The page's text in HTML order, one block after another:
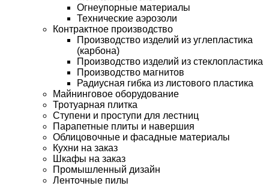
Огнеупорные материалы
Технические аэрозоли
Контрактное производство
Производство изделий из углепластика
(карбона)
Производство изделий из стеклопластика
Производство магнитов
Радиусная гибка из листового пластика
Майнинговое оборудование
Тротуарная плитка
Ступени и проступи для лестниц
Парапетные плиты и навершия
Облицовочные и фасадные материалы
Кухни на заказ
Шкафы на заказ
Промышленный дизайн
Ленточные пилы